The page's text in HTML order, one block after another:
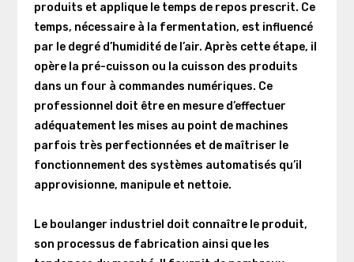
produits et applique le temps de repos prescrit. Ce
temps, nécessaire à la fermentation, est influencé
par le degré d’humidité de l’air. Après cette étape, il
opère la pré-cuisson ou la cuisson des produits
dans un four à commandes numériques. Ce
professionnel doit être en mesure d’effectuer
adéquatement les mises au point de machines
parfois très perfectionnées et de maîtriser le
fonctionnement des systèmes automatisés qu’il
approvisionne, manipule et nettoie.
Le boulanger industriel doit connaître le produit,
son processus de fabrication ainsi que les